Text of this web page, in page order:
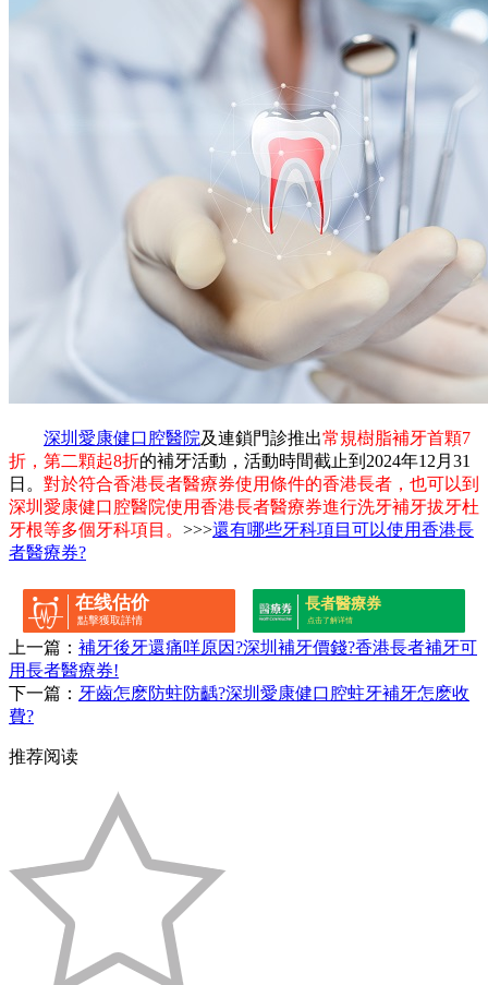
深圳愛康健口腔醫院及連鎖門診推出常規樹脂補牙首顆7
折，第二顆起8折的補牙活動，活動時間截止到2024年12月31
日。 對於符合香港長者醫療券使用條件的香港長者，也可以到
深圳愛康健口腔醫院使用香港長者醫療券進行洗牙補牙拔牙杜
牙根等多個牙科項目。 >>>還有哪些牙科項目可以使用香港長
者醫療券?
在线估价
點擊獲取詳情
長者醫療券
点击了解详情
上一篇： 補牙後牙還痛咩原因?深圳補牙價錢?香港長者補牙可
用長者醫療券!
下一篇： 牙齒怎麽防蛀防齲?深圳愛康健口腔蛀牙補牙怎麽收
費?
推荐阅读